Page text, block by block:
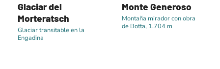
Glaciar del
Morteratsch
Glaciar transitable en la
Engadina
Monte Generoso
Montaña mirador con obra
de Botta, 1.704 m